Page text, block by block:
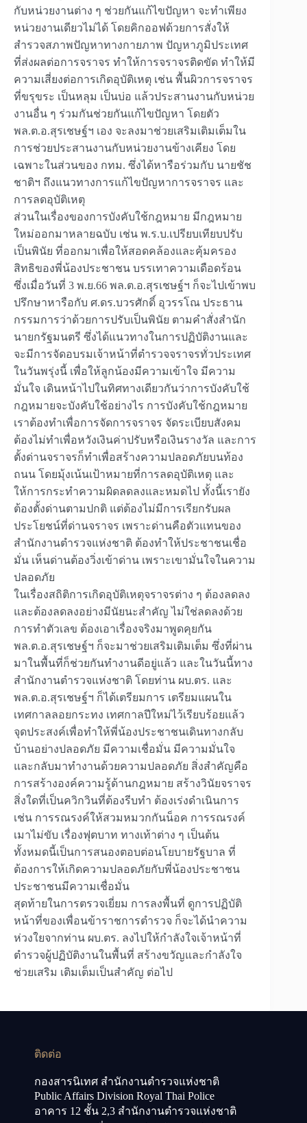
กับหน่วยงานต่าง ๆ ช่วยกันแก้ไขปัญหา จะทำเพียง
หน่วยงานเดียวไม่ได้ โดยคิกออฟด้วยการสั่งให้
สำรวจสภาพปัญหาทางกายภาพ ปัญหาภูมิประเทศ
ที่ส่งผลต่อการจราจร ทำให้การจราจรติดขัด ทำให้มี
ความเสี่ยงต่อการเกิดอุบัติเหตุ เช่น พื้นผิวการจราจร
ที่ขรุขระ เป็นหลุม เป็นบ่อ แล้วประสานงานกับหน่วย
งานอื่น ๆ ร่วมกันช่วยกันแก้ไขปัญหา โดยตัว
พล.ต.อ.สุรเชษฐ์ฯ เอง จะลงมาช่วยเสริมเติมเต็มใน
การช่วยประสานงานกับหน่วยงานข้างเคียง โดย
เฉพาะในส่วนของ กทม. ซึ่งได้หารือร่วมกับ นายชัช
ชาติฯ ถึงแนวทางการแก้ไขปัญหาการจราจร และ
การลดอุบัติเหตุ
ส่วนในเรื่องของการบังคับใช้กฎหมาย มีกฎหมาย
ใหม่ออกมาหลายฉบับ เช่น พ.ร.บ.เปรียบเทียบปรับ
เป็นพินัย ที่ออกมาเพื่อให้สอดคล้องและคุ้มครอง
สิทธิของพี่น้องประชาชน บรรเทาความเดือดร้อน
ซึ่งเมื่อวันที่ 3 พ.ย.66 พล.ต.อ.สุรเชษฐ์ฯ ก็จะไปเข้าพบ
ปรึกษาหารือกับ ศ.ดร.บวรศักดิ์ อุวรรโณ ประธาน
กรรมการว่าด้วยการปรับเป็นพินัย ตามคำสั่งสำนัก
นายกรัฐมนตรี ซึ่งได้แนวทางในการปฏิบัติงานและ
จะมีการจัดอบรมเจ้าหน้าที่ตำรวจจราจรทั่วประเทศ
ในวันพรุ่งนี้ เพื่อให้ลูกน้องมีความเข้าใจ มีความ
มั่นใจ เดินหน้าไปในทิศทางเดียวกันว่าการบังคับใช้
กฎหมายจะบังคับใช้อย่างไร การบังคับใช้กฎหมาย
เราต้องทำเพื่อการจัดการจราจร จัดระเบียบสังคม
ต้องไม่ทำเพื่อหวังเงินค่าปรับหรือเงินรางวัล และการ
ตั้งด่านจราจรก็ทำเพื่อสร้างความปลอดภัยบนท้อง
ถนน โดยมุ้งเน้นเป้าหมายที่การลดอุบัติเหตุ และ
ให้การกระทำความผิดลดลงและหมดไป ทั้งนี้เรายัง
ต้องตั้งด่านตามปกติ แต่ต้องไม่มีการเรียกรับผล
ประโยชน์ที่ด่านจราจร เพราะด่านคือตัวแทนของ
สำนักงานตำรวจแห่งชาติ ต้องทำให้ประชาชนเชื่อ
มั่น เห็นด่านต้องวิ่งเข้าด่าน เพราะเขามั่นใจในความ
ปลอดภัย
ในเรื่องสถิติการเกิดอุบัติเหตุจราจรต่าง ๆ ต้องลดลง
และต้องลดลงอย่างมีนัยนะสำคัญ ไม่ใช่ลดลงด้วย
การทำตัวเลข ต้องเอาเรื่องจริงมาพูดคุยกัน
พล.ต.อ.สุรเชษฐ์ฯ ก็จะมาช่วยเสริมเติมเต็ม ซึ่งที่ผ่าน
มาในพื้นที่ก็ช่วยกันทำงานดีอยู่แล้ว และในวันนี้ทาง
สำนักงานตำรวจแห่งชาติ โดยท่าน ผบ.ตร. และ
พล.ต.อ.สุรเชษฐ์ฯ ก็ได้เตรียมการ เตรียมแผนใน
เทศกาลลอยกระทง เทศกาลปีใหม่ไว้เรียบร้อยแล้ว
จุดประสงค์เพื่อทำให้พี่น้องประชาชนเดินทางกลับ
บ้านอย่างปลอดภัย มีความเชื่อมั่น มีความมั่นใจ
และกลับมาทำงานด้วยความปลอดภัย สิ่งสำคัญคือ
การสร้างองค์ความรู้ด้านกฎหมาย สร้างวินัยจราจร
สิ่งใดที่เป็นควิกวินที่ต้องรีบทำ ต้องเร่งดำเนินการ
เช่น การรณรงค์ให้สวมหมวกกันน็อค การรณรงค์
เมาไม่ขับ เรื่องฟุตบาท ทางเท้าต่าง ๆ เป็นต้น
ทั้งหมดนี้เป็นการสนองตอบต่อนโยบายรัฐบาล ที่
ต้องการให้เกิดความปลอดภัยกับพี่น้องประชาชน
ประชาชนมีความเชื่อมั่น
สุดท้ายในการตรวจเยี่ยม การลงพื้นที่ ดูการปฏิบัติ
หน้าที่ของเพื่อนข้าราชการตำรวจ ก็จะได้นำความ
ห่วงใยจากท่าน ผบ.ตร. ลงไปให้กำลังใจเจ้าหน้าที่
ตำรวจผู้ปฏิบัติงานในพื้นที่ สร้างขวัญและกำลังใจ
ช่วยเสริม เติมเต็มเป็นสำคัญ ต่อไป
ติดต่อ
กองสารนิเทศ สำนักงานตำรวจแห่งชาติ
Public Affairs Division Royal Thai Police
อาคาร 12 ชั้น 2,3 สำนักงานตำรวจแห่งชาติ